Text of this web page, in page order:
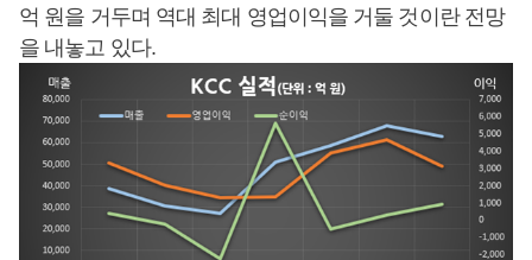
억 원을 거두며 역대 최대 영업이익을 거둘 것이란 전망
을 내놓고 있다.